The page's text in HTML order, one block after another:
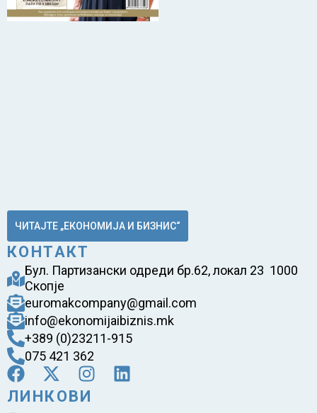
ЧИТАЈТЕ „ЕКОНОМИЈА И БИЗНИС“
КОНТАКТ
Бул. Партизански одреди бр.62, локал 23 1000
Скопје
euromakcompany@gmail.com
info@ekonomijaibiznis.mk
+389 (0)23211-915
075 421 362
ЛИНКОВИ